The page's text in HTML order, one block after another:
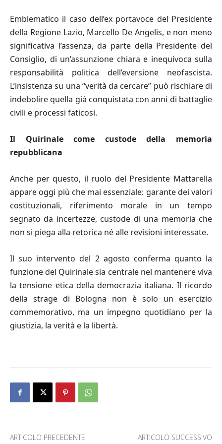
Emblematico il caso dell’ex portavoce del Presidente
della Regione Lazio, Marcello De Angelis, e non meno
significativa l’assenza, da parte della Presidente del
Consiglio, di un’assunzione chiara e inequivoca sulla
responsabilità politica dell’eversione neofascista.
L’insistenza su una “verità da cercare” può rischiare di
indebolire quella già conquistata con anni di battaglie
civili e processi faticosi.
Il Quirinale come custode della memoria
repubblicana
Anche per questo, il ruolo del Presidente Mattarella
appare oggi più che mai essenziale: garante dei valori
costituzionali, riferimento morale in un tempo
segnato da incertezze, custode di una memoria che
non si piega alla retorica né alle revisioni interessate.
Il suo intervento del 2 agosto conferma quanto la
funzione del Quirinale sia centrale nel mantenere viva
la tensione etica della democrazia italiana. Il ricordo
della strage di Bologna non è solo un esercizio
commemorativo, ma un impegno quotidiano per la
giustizia, la verità e la libertà.
ARTICOLO PRECEDENTE ARTICOLO SUCCESSIVO